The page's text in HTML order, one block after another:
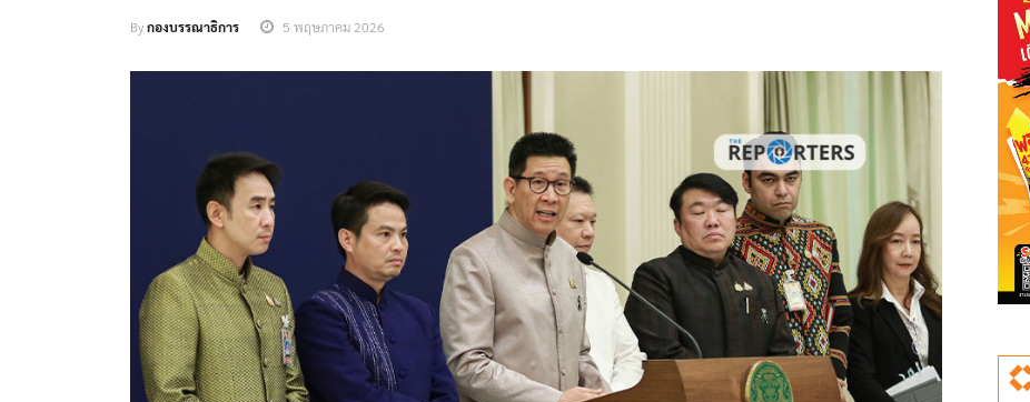
Byกองบรรณาธิการ 5 พฤษภาคม 2026